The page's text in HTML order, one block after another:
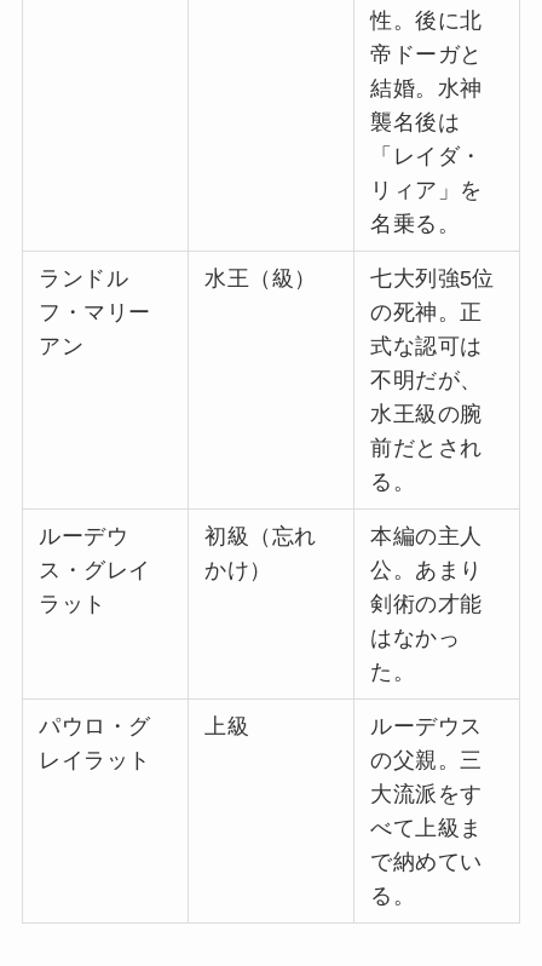
性。後に北
帝ドーガと
結婚。水神
襲名後は
「レイダ・
リィア」を
名乗る。
ランドル
フ・マリー
アン
水王（級）
七大列強5位
の死神。正
式な認可は
不明だが、
水王級の腕
前だとされ
る。
ルーデウ
ス・グレイ
ラット
初級（忘れ
かけ）
本編の主人
公。あまり
剣術の才能
はなかっ
た。
パウロ・グ
レイラット
上級
ルーデウス
の父親。三
大流派をす
べて上級ま
で納めてい
る。